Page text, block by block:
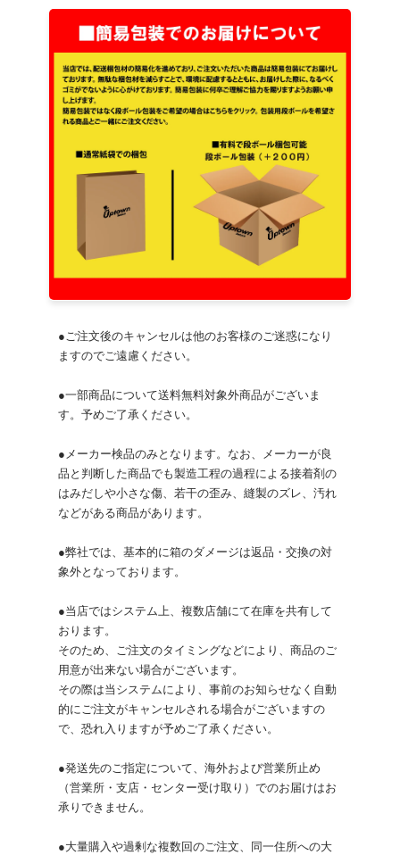
●ご注文後のキャンセルは他のお客様のご迷惑になり
ますのでご遠慮ください。
●一部商品について送料無料対象外商品がございま
す。予めご了承ください。
●メーカー検品のみとなります。なお、メーカーが良
品と判断した商品でも製造工程の過程による接着剤の
はみだしや小さな傷、若干の歪み、縫製のズレ、汚れ
などがある商品があります。
●弊社では、基本的に箱のダメージは返品・交換の対
象外となっております。
●当店ではシステム上、複数店舗にて在庫を共有して
おります。
そのため、ご注文のタイミングなどにより、商品のご
用意が出来ない場合がございます。
その際は当システムにより、事前のお知らせなく自動
的にご注文がキャンセルされる場合がございますの
で、恐れ入りますが予めご了承ください。
●発送先のご指定について、海外および営業所止め
（営業所・支店・センター受け取り）でのお届けはお
承りできません。
●大量購入や過剰な複数回のご注文、同一住所への大